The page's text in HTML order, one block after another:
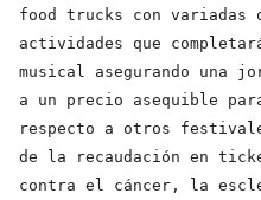
food trucks con variadas
actividades que
musical asegurando una
a un precio asequible
respecto a otros
de la recaudación en
contra el cáncer, la